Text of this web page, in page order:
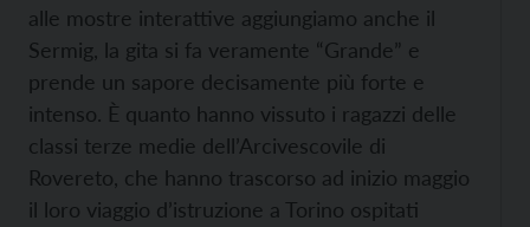
alle mostre interattive aggiungiamo anche il
Sermig, la gita si fa veramente “Grande” e
prende un sapore decisamente più forte e
intenso. È quanto hanno vissuto i ragazzi delle
classi terze medie dell’Arcivescovile di
Rovereto, che hanno trascorso ad inizio maggio
il loro viaggio d’istruzione a Torino ospitati